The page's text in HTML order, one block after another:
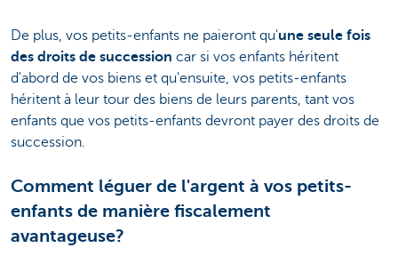
De plus, vos petits-enfants ne paieront qu'une seule fois
des droits de succession car si vos enfants héritent
d'abord de vos biens et qu'ensuite, vos petits-enfants
héritent à leur tour des biens de leurs parents, tant vos
enfants que vos petits-enfants devront payer des droits de
succession.
Comment léguer de l'argent à vos petits-
enfants de manière fiscalement
avantageuse?